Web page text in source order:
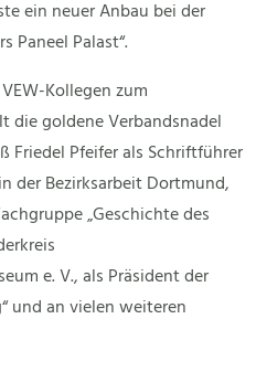
ein neuer Anbau bei der
Paneel Palast“.
Kollegen zum
die goldene Verbandsnadel
Friedel Pfeifer als Schriftführer
der Bezirksarbeit Dortmund,
„Geschichte des
e. V., als Präsident der
und an vielen weiteren